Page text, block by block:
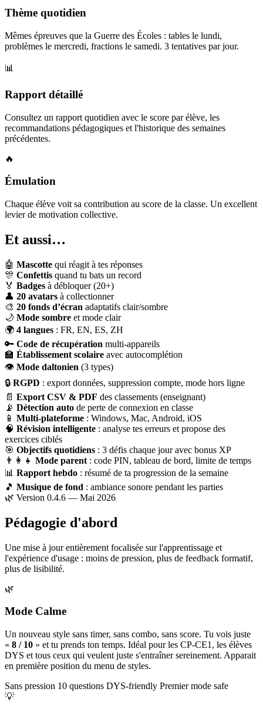
Thème quotidien
Mêmes épreuves que la Guerre des Écoles : tables le lundi,
problèmes le mercredi, fractions le samedi. 3 tentatives par jour.
📊
Rapport détaillé
Consultez un rapport quotidien avec le score par élève, les
recommandations pédagogiques et l'historique des semaines
précédentes.
🔥
Émulation
Chaque élève voit sa contribution au score de la classe. Un excellent
levier de motivation collective.
Et aussi…
🤖 Mascotte qui réagit à tes réponses
🎊 Confettis quand tu bats un record
🏅 Badges à débloquer (20+)
👤 20 avatars à collectionner
🎨 20 fonds d’écran adaptatifs clair/sombre
🌙 Mode sombre et mode clair
🌍 4 langues : FR, EN, ES, ZH
🔑 Code de récupération multi-appareils
🏫 Établissement scolaire avec autocomplétion
👁 Mode daltonien (3 types)
🔒 RGPD : export données, suppression compte, mode hors ligne
📄 Export CSV & PDF des classements (enseignant)
📡 Détection auto de perte de connexion en classe
📱 Multi-plateforme : Windows, Mac, Android, iOS
🧠 Révision intelligente : analyse tes erreurs et propose des
exercices ciblés
🎯 Objectifs quotidiens : 3 défis chaque jour avec bonus XP
👨‍👩‍👧 Mode parent : code PIN, tableau de bord, limite de temps
📊 Rapport hebdo : résumé de ta progression de la semaine
🎵 Musique de fond : ambiance sonore pendant les parties
🌿 Version 0.4.6 — Mai 2026
Pédagogie d'abord
Une mise à jour entièrement focalisée sur l'apprentissage et
l'expérience d'usage : moins de pression, plus de feedback formatif,
plus de lisibilité.
🌿
Mode Calme
Un nouveau style sans timer, sans combo, sans score. Tu vois juste
« 8 / 10 » et tu prends ton temps. Idéal pour les CP-CE1, les élèves
DYS et tous ceux qui veulent juste s'entraîner sereinement. Apparait
en première position du menu de styles.
Sans pression 10 questions DYS-friendly Premier mode safe
💡